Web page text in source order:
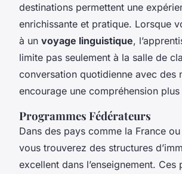
destinations permettent une
enrichissante et pratique. Lorsque
à un voyage linguistique,
limite pas seulement à la salle de
conversation quotidienne avec des
encourage une compréhension
Programmes Fédérateurs
Dans des pays comme la France ou
vous trouverez des structures
excellent dans l’enseignement. Ces